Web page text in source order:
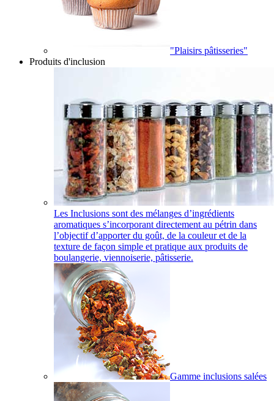
"Plaisirs pâtisseries"
Produits d'inclusion
Les Inclusions sont des mélanges d’ingrédients
aromatiques s’incorporant directement au pétrin dans
l’objectif d’apporter du goût, de la couleur et de la
texture de façon simple et pratique aux produits de
boulangerie, viennoiserie, pâtisserie.
Gamme inclusions salées